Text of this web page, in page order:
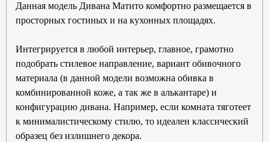
Данная модель Дивана Матито комфортно размещается в
просторных гостиных и на кухонных площадях.
Интегрируется в любой интерьер, главное, грамотно
подобрать стилевое направление, вариант обивочного
материала (в данной модели возможна обивка в
комбинированной коже, а так же в алькантаре) и
конфигурацию дивана. Например, если комната тяготеет
к минималистическому стилю, то идеален классический
образец без излишнего декора.